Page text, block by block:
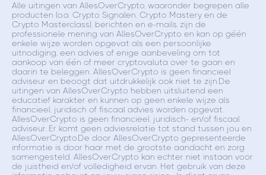
Alle uitingen van AllesOverCrypto, waaronder begrepen alle
producten (o.a. Crypto Signalen, Crypto Mastery en de
Crypto Masterclass), berichten en e-mails, zijn de
professionele mening van AllesOverCrypto en kan op géén
enkele wijze worden opgevat als een persoonlijke
uitnodiging, een advies of enige aanbeveling om tot
aankoop van één of meer cryptovaluta over te gaan en
daarin te beleggen. AllesOverCrypto is geen financieel
adviseur en beoogt dat uitdrukkelijk ook niet te zijn.De
uitingen van AllesOverCrypto hebben uitsluitend een
educatief karakter en kunnen op geen enkele wijze als
financieel, juridisch of fiscaal advies worden opgevat.
AllesOverCrypto is geen financieel, juridisch- en/of fiscaal
adviseur. Er komt geen adviesrelatie tot stand tussen jou en
AllesOverCrypto.De door AllesOverCrypto gepresenteerde
informatie is door haar met de grootste aandacht en zorg
samengesteld. AllesOverCrypto kan echter niet instaan voor
de juistheid en/of volledigheid ervan. Het gebruik van deze